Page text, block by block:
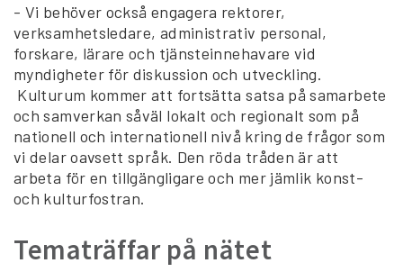
- Vi behöver också engagera rektorer,
verksamhetsledare, administrativ personal,
forskare, lärare och tjänsteinnehavare vid
myndigheter för diskussion och utveckling.
Kulturum kommer att fortsätta satsa på samarbete
och samverkan såväl lokalt och regionalt som på
nationell och internationell nivå kring de frågor som
vi delar oavsett språk. Den röda tråden är att
arbeta för en tillgängligare och mer jämlik konst-
och kulturfostran.
Tematräffar på nätet